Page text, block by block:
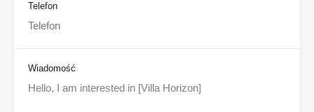
Telefon
Wiadomość